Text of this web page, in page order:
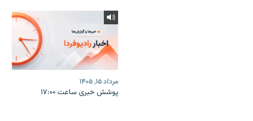
مرداد ۱۵, ۱۴۰۵
پوشش خبری ساعت ۱۷:۰۰